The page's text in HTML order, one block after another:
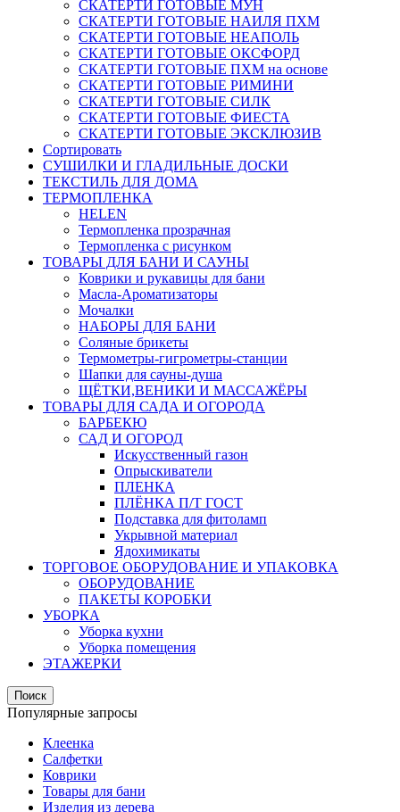
СКАТЕРТИ ГОТОВЫЕ МУН
СКАТЕРТИ ГОТОВЫЕ НАИЛЯ ПХМ
СКАТЕРТИ ГОТОВЫЕ НЕАПОЛЬ
СКАТЕРТИ ГОТОВЫЕ ОКСФОРД
СКАТЕРТИ ГОТОВЫЕ ПХМ на основе
СКАТЕРТИ ГОТОВЫЕ РИМИНИ
СКАТЕРТИ ГОТОВЫЕ СИЛК
СКАТЕРТИ ГОТОВЫЕ ФИЕСТА
СКАТЕРТИ ГОТОВЫЕ ЭКСКЛЮЗИВ
Сортировать
СУШИЛКИ И ГЛАДИЛЬНЫЕ ДОСКИ
ТЕКСТИЛЬ ДЛЯ ДОМА
ТЕРМОПЛЕНКА
HELEN
Термопленка прозрачная
Термопленка с рисунком
ТОВАРЫ ДЛЯ БАНИ И САУНЫ
Коврики и рукавицы для бани
Масла-Aроматизаторы
Мочалки
НАБОРЫ ДЛЯ БАНИ
Соляные брикеты
Термометры-гигрометры-станции
Шапки для сауны-душа
ЩЁТКИ,ВЕНИКИ И МАССАЖЁРЫ
ТОВАРЫ ДЛЯ САДА И ОГОРОДА
БАРБЕКЮ
САД И ОГОРОД
Искусственный газон
Опрыскиватели
ПЛЕНКА
ПЛЁНКА П/Т ГОСТ
Подставка для фитоламп
Укрывной материал
Ядохимикаты
ТОРГОВОЕ ОБОРУДОВАНИЕ И УПАКОВКА
ОБОРУДОВАНИЕ
ПАКЕТЫ КОРОБКИ
УБОРКА
Уборка кухни
Уборка помещения
ЭТАЖЕРКИ
Поиск
Популярные запросы
Клеенка
Салфетки
Коврики
Товары для бани
Изделия из дерева